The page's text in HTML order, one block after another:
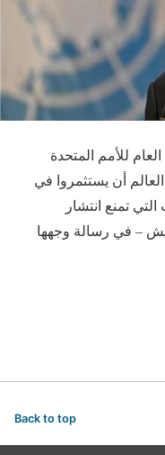
العام للأمم المتحدة
أن يستثمروا في
تمنع انتشار
– في رسالة وجهها
Back to top